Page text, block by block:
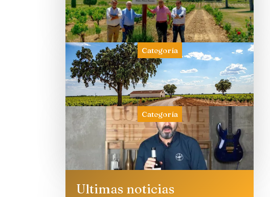
Categoría
Categoría
Ultimas noticias